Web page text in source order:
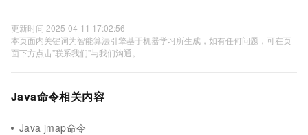
更新时间 2025-04-11 17:02:56
本页面内关键词为智能算法引擎基于机器学习所生成，如有任何问题，可在页
面下方点击"联系我们"与我们沟通。
Java命令相关内容
Java jmap命令